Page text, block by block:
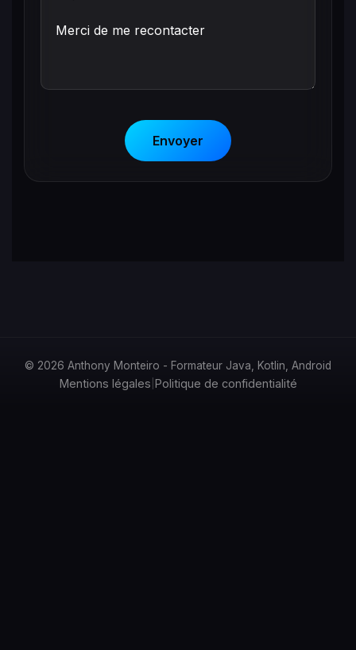
Envoyer
© 2026 Anthony Monteiro - Formateur Java, Kotlin, Android
Mentions légales Politique de confidentialité